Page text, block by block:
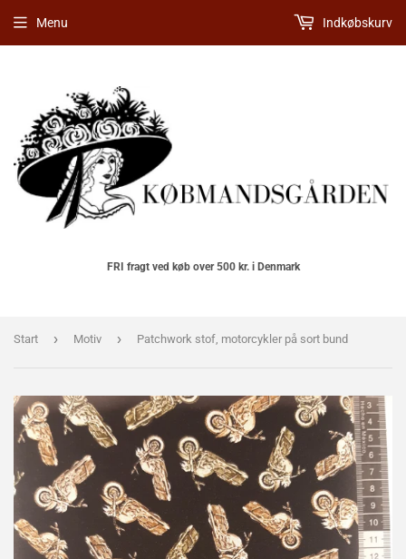
FRI fragt ved køb over 500 kr. i Denmark
Menu Indkøbskurv
Start › Motiv › Patchwork stof, motorcykler på sort bund